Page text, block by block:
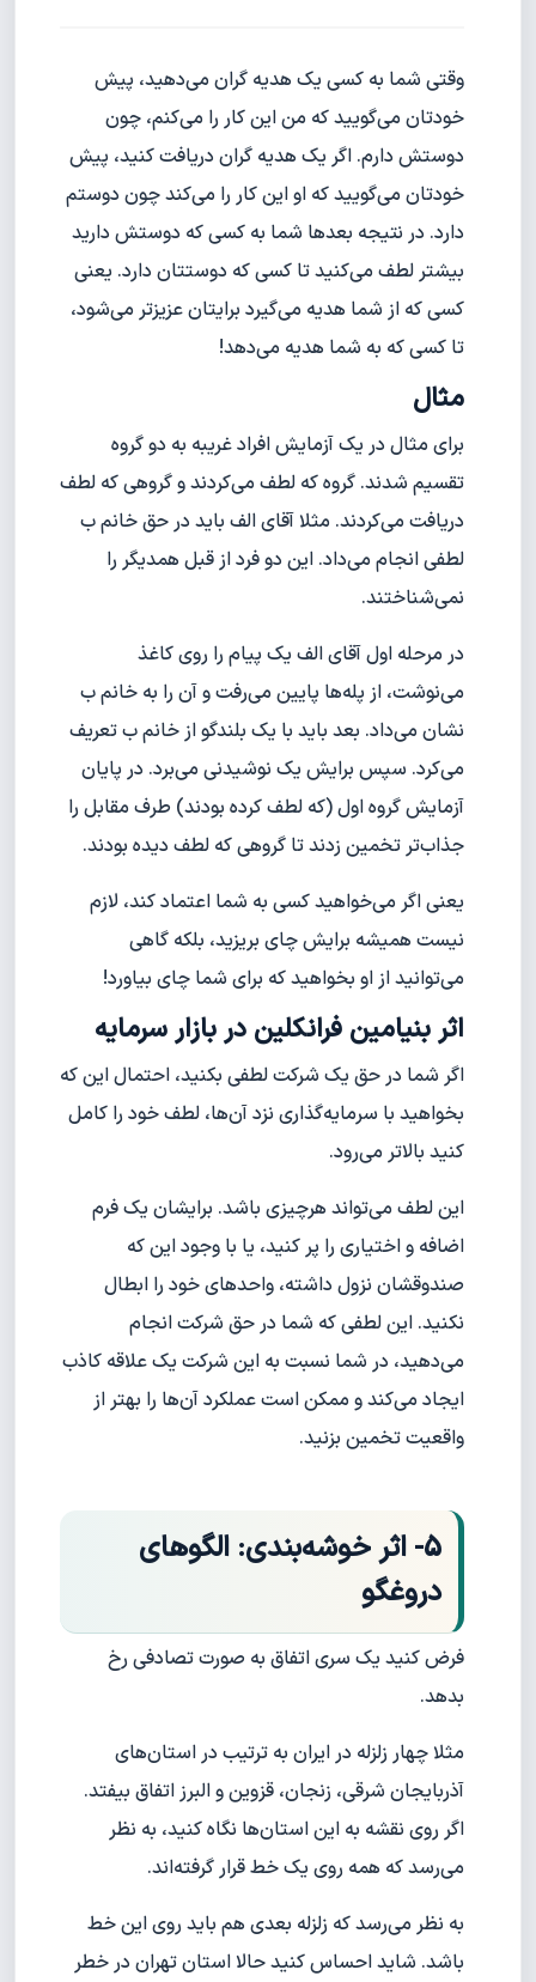
وقتی شما به کسی یک هدیه گران می‌دهید، پیش
خودتان می‌گویید که من این کار را می‌کنم، چون
دوستش دارم. اگر یک هدیه گران دریافت کنید، پیش
خودتان می‌گویید که او این کار را می‌کند چون دوستم
دارد. در نتیجه بعدها شما به کسی که دوستش دارید
بیشتر لطف می‌کنید تا کسی که دوستتان دارد. یعنی
کسی که از شما هدیه می‌گیرد برایتان عزیزتر می‌شود،
تا کسی که به شما هدیه می‌دهد!
مثال
برای مثال در یک آزمایش افراد غریبه به دو گروه
تقسیم شدند. گروه که لطف می‌کردند و گروهی که لطف
دریافت می‌کردند. مثلا آقای الف باید در حق خانم ب
لطفی انجام می‌داد. این دو فرد از قبل همدیگر را
نمی‌شناختند.
در مرحله اول آقای الف یک پیام را روی کاغذ
می‌نوشت، از پله‌ها پایین می‌رفت و آن را به خانم ب
نشان می‌داد. بعد باید با یک بلندگو از خانم ب تعریف
می‌کرد. سپس برایش یک نوشیدنی می‌برد. در پایان
آزمایش گروه اول (که لطف کرده بودند) طرف مقابل را
جذاب‌تر تخمین زدند تا گروهی که لطف دیده بودند.
یعنی اگر می‌خواهید کسی به شما اعتماد کند، لازم
نیست همیشه برایش چای بریزید، بلکه گاهی
می‌توانید از او بخواهید که برای شما چای بیاورد!
اثر بنیامین فرانکلین در بازار سرمایه
اگر شما در حق یک شرکت لطفی بکنید، احتمال این که
بخواهید با سرمایه‌گذاری نزد آن‌ها، لطف خود را کامل
کنید بالاتر می‌رود.
این لطف می‌تواند هرچیزی باشد. برایشان یک فرم
اضافه و اختیاری را پر کنید، یا با وجود این که
صندوقشان نزول داشته، واحدهای خود را ابطال
نکنید. این لطفی که شما در حق شرکت انجام
می‌دهید، در شما نسبت به این شرکت یک علاقه کاذب
ایجاد می‌کند و ممکن است عملکرد آن‌ها را بهتر از
واقعیت تخمین بزنید.
5- اثر خوشه‌بندی: الگوهای
دروغگو
فرض کنید یک سری اتفاق به صورت تصادفی رخ
بدهد.
مثلا چهار زلزله در ایران به ترتیب در استان‌های
آذربایجان شرقی، زنجان، قزوین و البرز اتفاق بیفتد.
اگر روی نقشه به این استان‌ها نگاه کنید، به نظر
می‌رسد که همه روی یک خط قرار گرفته‌اند.
به نظر می‌رسد که زلزله بعدی هم باید روی این خط
باشد. شاید احساس کنید حالا استان تهران در خطر